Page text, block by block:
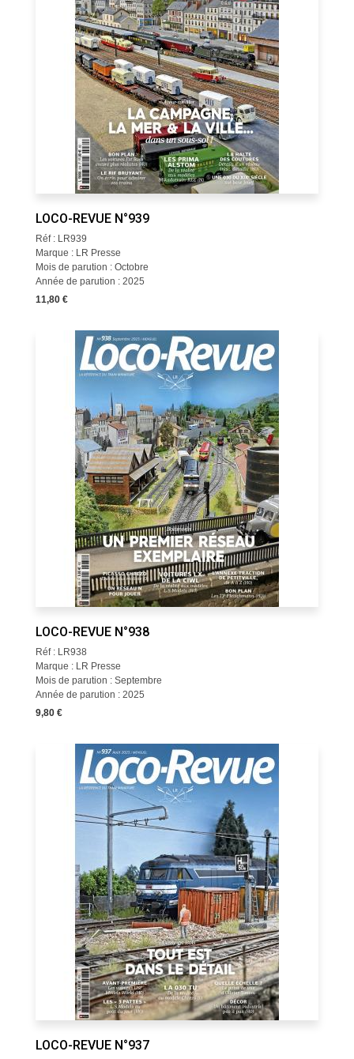
LOCO-REVUE N°939
Réf : LR939
Marque : LR Presse
Mois de parution : Octobre
Année de parution : 2025
11,80 €
LOCO-REVUE N°938
Réf : LR938
Marque : LR Presse
Mois de parution : Septembre
Année de parution : 2025
9,80 €
LOCO-REVUE N°937